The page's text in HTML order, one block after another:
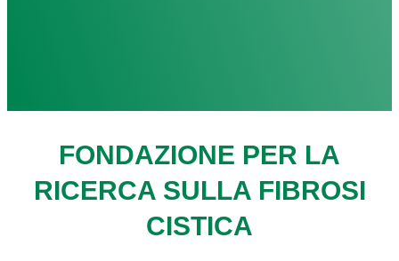
FONDAZIONE PER LA
RICERCA SULLA FIBROSI
CISTICA